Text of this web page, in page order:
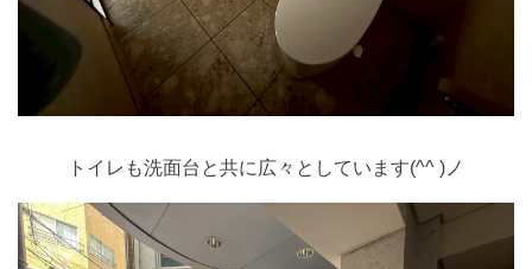
トイレも洗面台と共に広々としています(^^ )ノ